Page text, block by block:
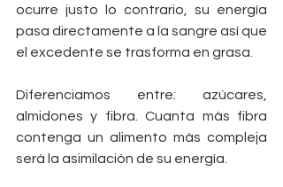
ocurre justo lo contrario, su energía
pasa directamente a la sangre así que
el excedente se trasforma en grasa.
Diferenciamos entre: azúcares,
almidones y fibra. Cuanta más fibra
contenga un alimento más compleja
será la asimilación de su energía.